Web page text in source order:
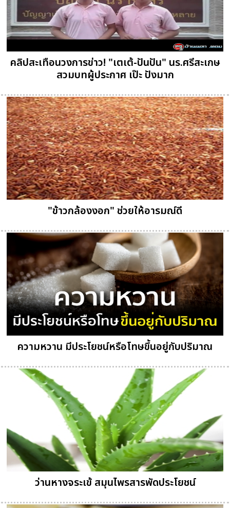
คลิปสะเทือนวงการข่าว! "เตเต้-ปันปัน" นร.ศรีสะเกษ
สวมบทผู้ประกาศ เป๊ะ ปังมาก
"ข้าวกล้องงอก" ช่วยให้อารมณ์ดี
ความหวาน มีประโยชน์หรือโทษขึ้นอยู่กับปริมาณ
ว่านหางจระเข้ สมุนไพรสารพัดประโยชน์